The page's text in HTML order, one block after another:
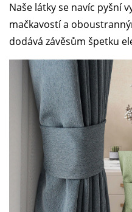
Naše látky se navíc pyšní
mačkavostí a
dodává závěsům špetku